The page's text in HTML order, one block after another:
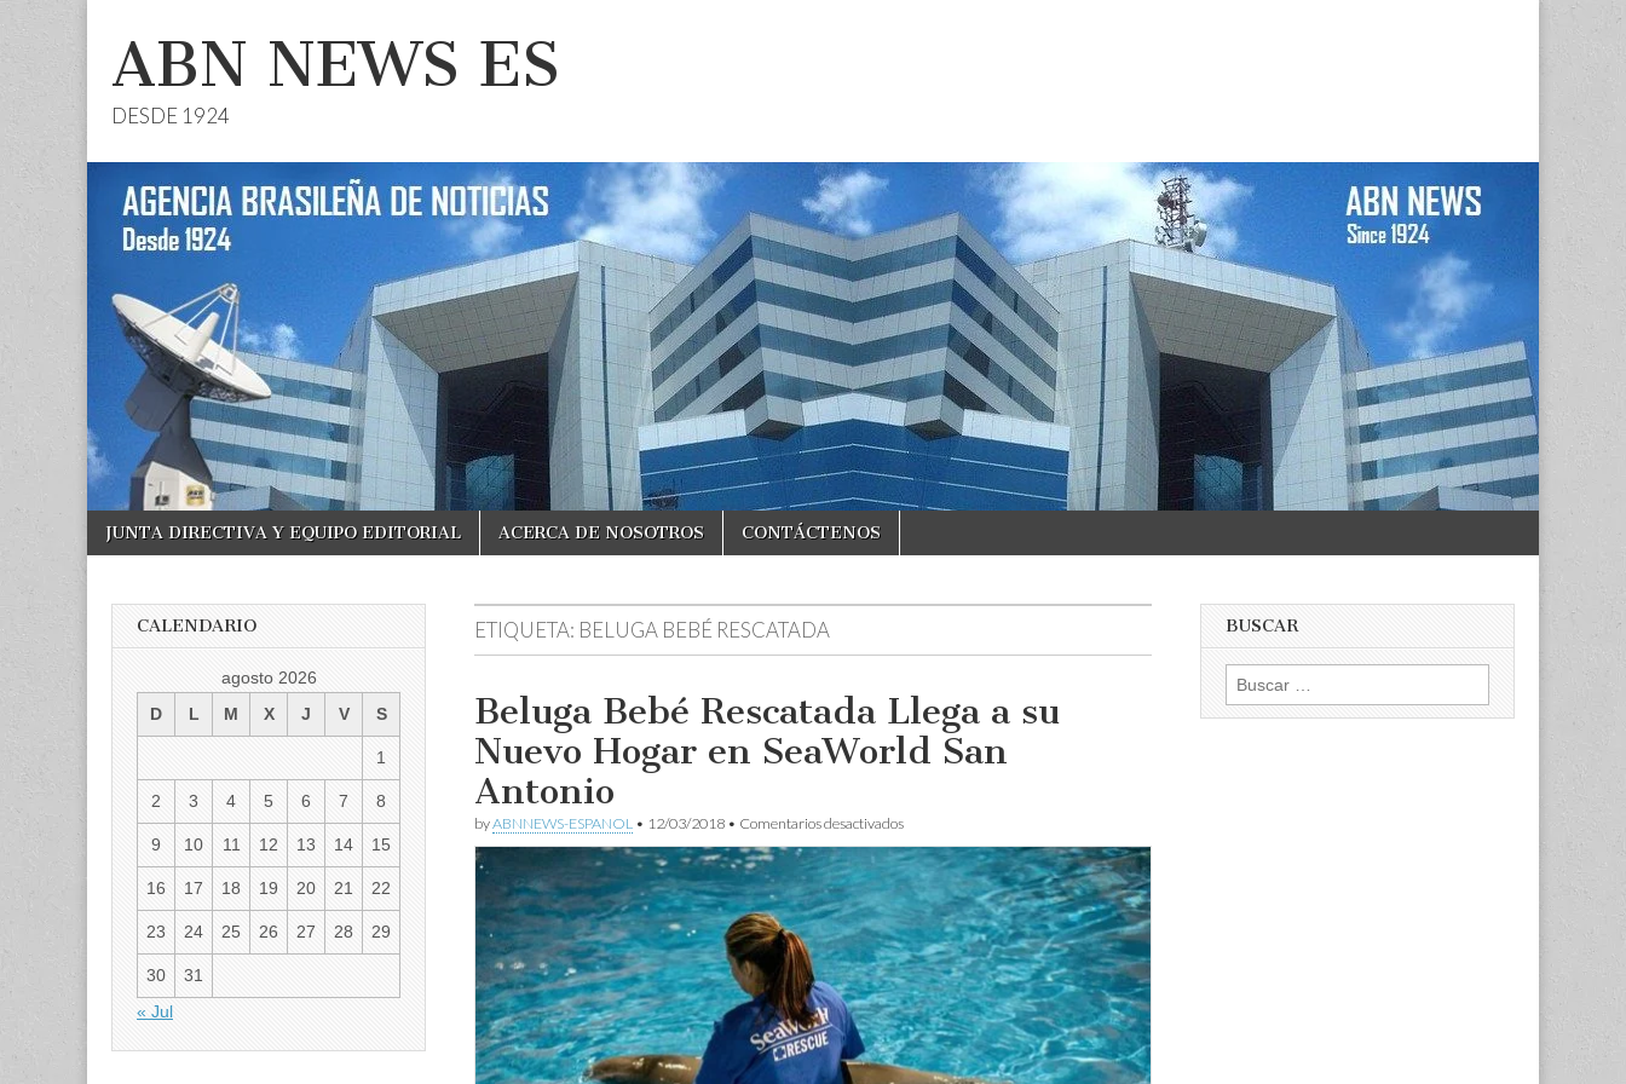
ABN NEWS ES
DESDE 1924
Main
menu
Skip
JUNTA DIRECTIVA Y EQUIPO EDITORIAL ACERCA DE NOSOTROS CONTÁCTENOS
ETIQUETA: BELUGA BEBÉ RESCATADA
Beluga Bebé Rescatada Llega a su
Nuevo Hogar en SeaWorld San
Antonio
byABNNEWS-ESPANOL • 12/03/2018 • Comentarios desactivadosen
Beluga
Bebé
Rescatada
Llega
su
Nuevo
Hogar
en
SeaWorld
San
Antonio
CALENDARIO
agosto 2026
D
L M X J V S
1
2 3 4 5 6 7 8
9 10 11 12 13 14 15
16 17 18 19 20 21 22
23 24 25 26 27 28 29
30
31
« Jul
BUSCAR
Buscar: